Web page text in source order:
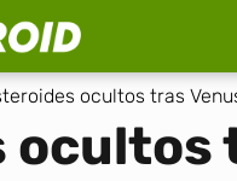
ocultos tras